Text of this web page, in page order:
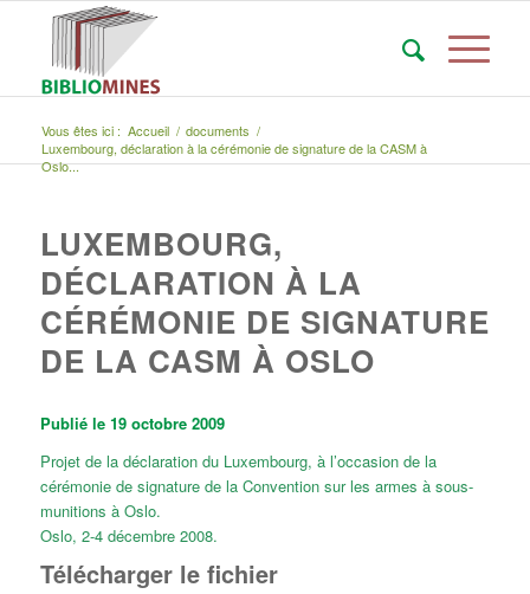
Vous êtes ici : Accueil / documents /
Luxembourg, déclaration à la cérémonie de signature de la CASM à
Oslo...
LUXEMBOURG,
DÉCLARATION À LA
CÉRÉMONIE DE SIGNATURE
DE LA CASM À OSLO
Publié le 19 octobre 2009
Projet de la déclaration du Luxembourg, à l’occasion de la
cérémonie de signature de la Convention sur les armes à sous-
munitions à Oslo.
Oslo, 2-4 décembre 2008.
Télécharger le fichier